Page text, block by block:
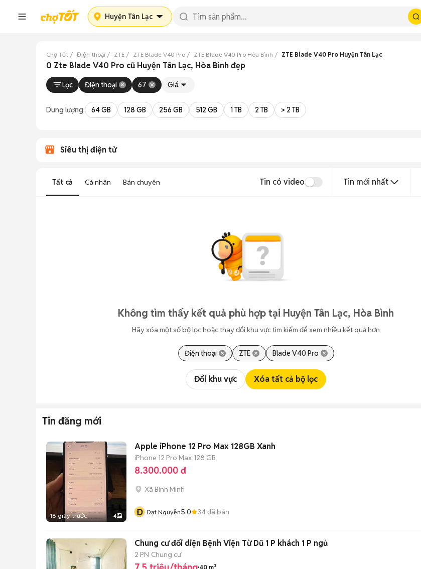
Huyện Tân Lạc
Chợ Tốt Điện thoại ZTE ZTE Blade V40 Pro ZTE Blade V40 Pro Hòa Bình ZTE Blade V40 Pro Huyện Tân Lạc
0 Zte Blade V40 Pro cũ Huyện Tân Lạc, Hòa Bình đẹp
Lọc Điện thoại 67 Giá
Dung lượng: 64 GB 128 GB 256 GB 512 GB 1 TB 2 TB > 2 TB
Siêu thị điện tử
Tất cả Cá nhân Bán chuyên Tin có video Tin mới nhất
Không tìm thấy kết quả phù hợp tại Huyện Tân Lạc, Hòa Bình
Hãy xóa một số bộ lọc hoặc thay đổi khu vực tìm kiếm để xem nhiều kết quả hơn
Điện thoại ZTE Blade V40 Pro
Đổi khu vực Xóa tất cả bộ lọc
Tin đăng mới
18 giây trước 4
Apple iPhone 12 Pro Max 128GB Xanh
iPhone 12 Pro Max 128 GB
8.300.000 đ
Xã Bình Minh
Đ Đạt Nguyễn5.0 34đã bán
Chung cư đối diện Bệnh Viện Từ Dũ 1 P khách 1 P ngủ
2 PN Chung cư
40 m²